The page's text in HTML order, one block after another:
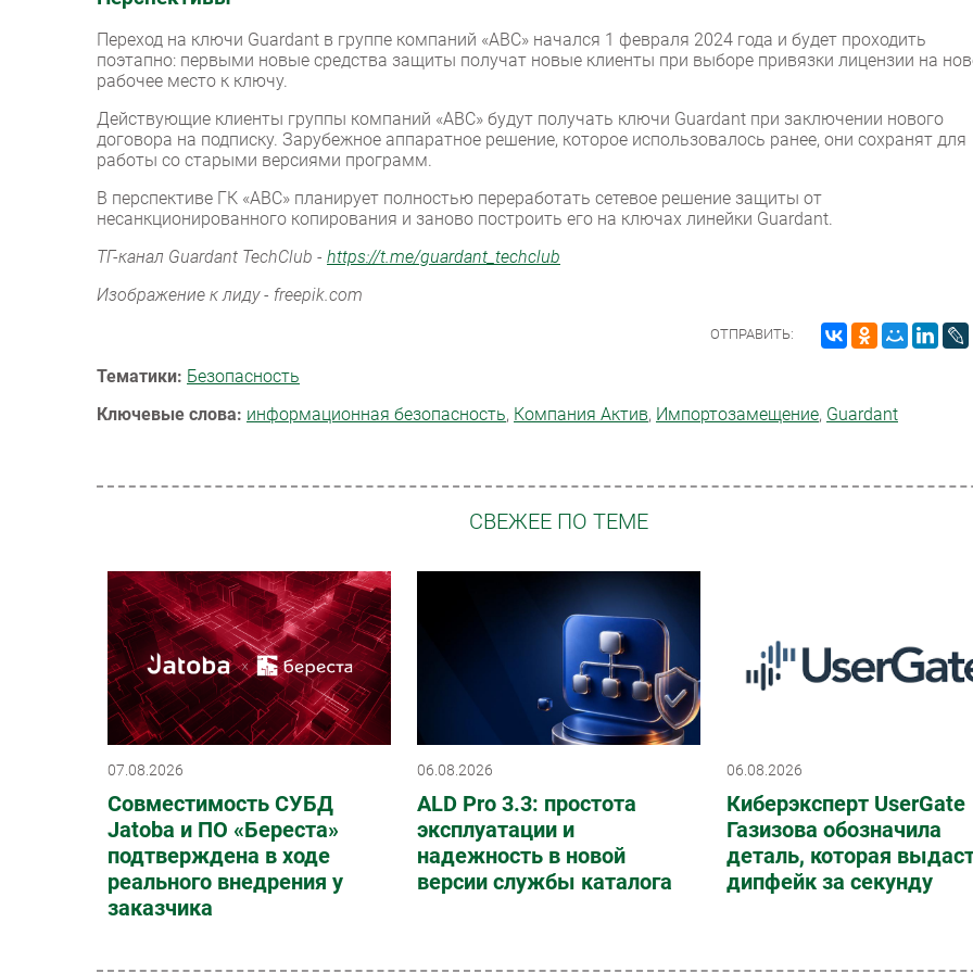
Переход на ключи Guardant в группе компаний «ABC» начался 1 февраля 2024 года и будет проходить
поэтапно: первыми новые средства защиты получат новые клиенты при выборе привязки лицензии на
рабочее место к ключу.
Действующие клиенты группы компаний «ABC» будут получать ключи Guardant при заключении нового
договора на подписку. Зарубежное аппаратное решение, которое использовалось ранее, они сохранят для
работы со старыми версиями программ.
В перспективе ГК «ABC» планирует полностью переработать сетевое решение защиты от
несанкционированного копирования и заново построить его на ключах линейки Guardant.
ТГ-канал Guardant TechClub - https://t.me/guardant_techclub
Изображение к лиду - freepik.com
ОТПРАВИТЬ:
Тематики: Безопасность
Ключевые слова: информационная безопасность, Компания Актив, Импорто­замещение, Guardant
СВЕЖЕЕ ПО ТЕМЕ
07.08.2026
Совместимость СУБД
Jatoba и ПО «Береста»
подтверждена в ходе
реального внедрения у
заказчика
06.08.2026
ALD Pro 3.3: простота
эксплуатации и
надежность в новой
версии службы каталога
06.08.2026
Киберэксперт UserGate
Газизова обозначила
деталь, которая
дипфейк за секунду